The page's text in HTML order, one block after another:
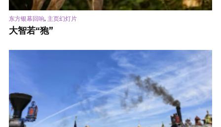
东方银幕回响, 主页幻灯片
大智若“狍”